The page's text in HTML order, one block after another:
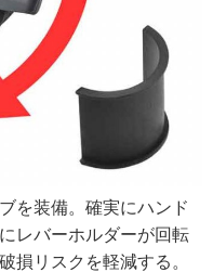
を装備。確実にハンド
レバーホルダーが回転
損リスクを軽減する。